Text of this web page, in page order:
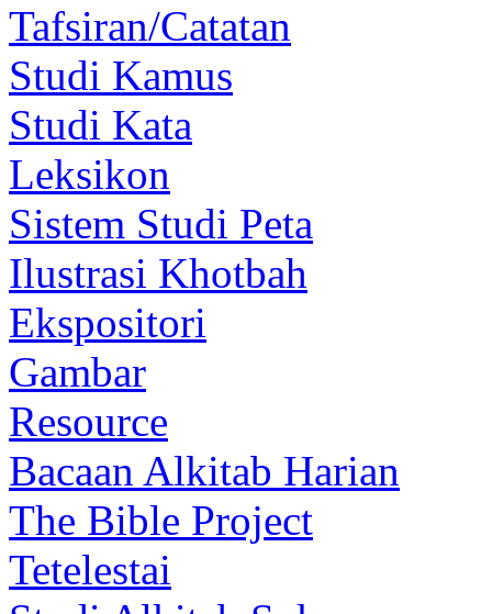
Tafsiran/Catatan
Studi Kamus
Studi Kata
Leksikon
Sistem Studi Peta
Ilustrasi Khotbah
Ekspositori
Gambar
Resource
Bacaan Alkitab Harian
The Bible Project
Tetelestai